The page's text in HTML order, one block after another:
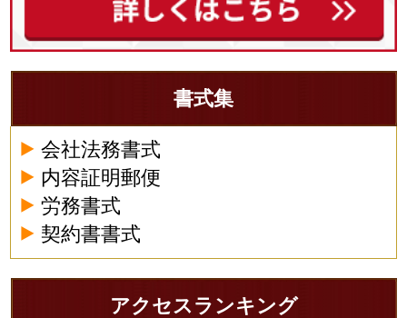
書式集
会社法務書式
内容証明郵便
労務書式
契約書書式
アクセスランキング